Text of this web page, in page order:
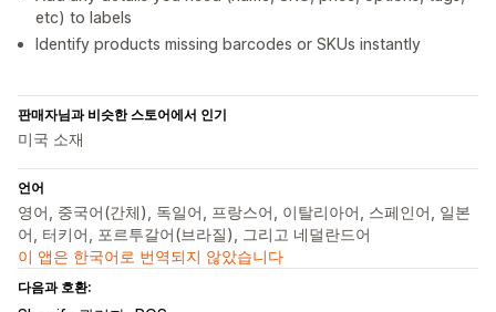
etc) to labels
Identify products missing barcodes or SKUs instantly
판매자님과 비슷한 스토어에서 인기
미국 소재
언어
영어, 중국어(간체), 독일어, 프랑스어, 이탈리아어, 스페인어, 일본
어, 터키어, 포르투갈어(브라질), 그리고 네덜란드어
이 앱은 한국어로 번역되지 않았습니다
다음과 호환: